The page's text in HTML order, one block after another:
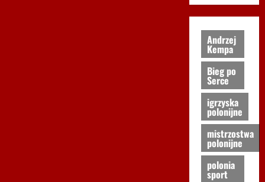
Andrzej
Kempa
Bieg po
Serce
igrzyska
polonijne
mistrzostwa
polonijne
polonia
sport